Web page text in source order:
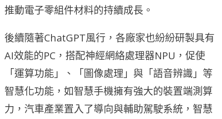
推動電子零組件材料的持續成長。
後續隨著ChatGPT風行，各廠家也紛紛研製具有
AI效能的PC，搭配神經網絡處理器NPU，促使
「運算功能」、「圖像處理」與「語音辨識」等
智慧化功能，如智慧手機擁有強大的裝置端測算
力，汽車產業置入了導向與輔助駕駛系統，智慧